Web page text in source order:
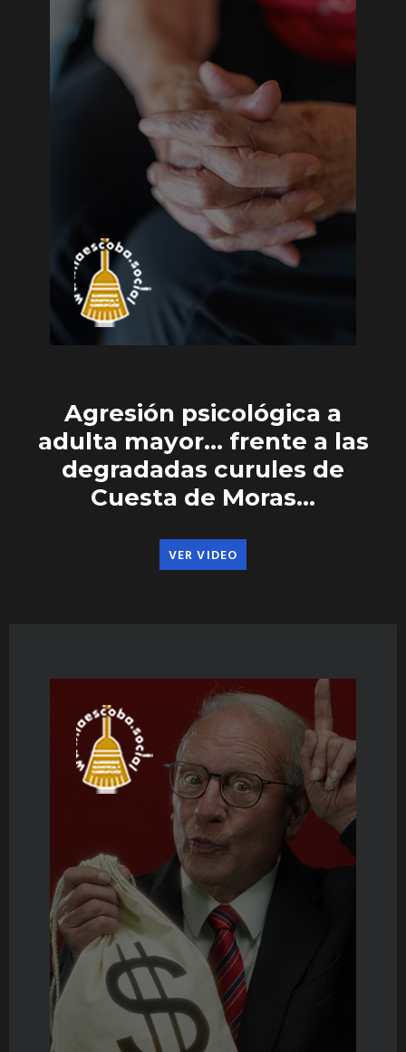
Agresión psicológica a
adulta mayor… frente a las
degradadas curules de
Cuesta de Moras…
VER VIDEO